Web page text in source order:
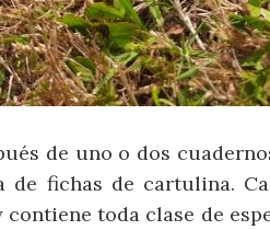
de uno o dos cuadernos
de fichas de cartulina.
toda clase de